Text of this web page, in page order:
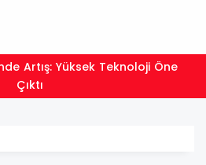
Çıktı